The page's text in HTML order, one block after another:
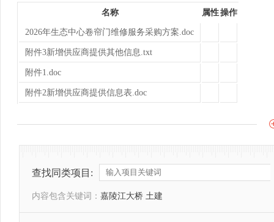
名称 属性操作
2026年生态中心卷帘门维修服务采购方案.doc
附件3新增供应商提供其他信息.txt
附件1.doc
附件2新增供应商提供信息表.doc
查找同类项目:
内容包含关键词： 嘉陵江大桥 土建